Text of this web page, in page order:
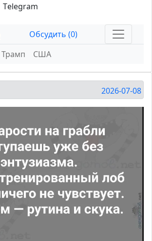
Тelegram
Обсудить (0)
Трамп США
2026-07-08